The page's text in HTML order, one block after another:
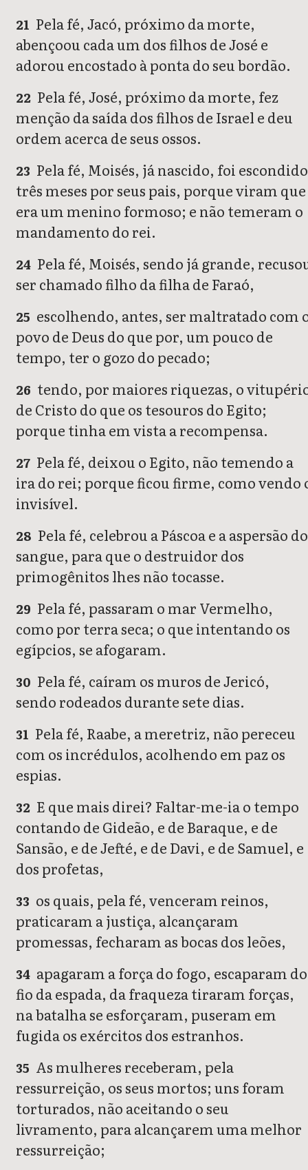
21 Pela fé, Jacó, próximo da morte,
abençoou cada um dos filhos de José e
adorou encostado à ponta do seu bordão.
22 Pela fé, José, próximo da morte, fez
menção da saída dos filhos de Israel e deu
ordem acerca de seus ossos.
23 Pela fé, Moisés, já nascido, foi escondido
três meses por seus pais, porque viram que
era um menino formoso; e não temeram o
mandamento do rei.
24 Pela fé, Moisés, sendo já grande,
ser chamado filho da filha de Faraó,
25 escolhendo, antes, ser maltratado com
povo de Deus do que por, um pouco de
tempo, ter o gozo do pecado;
26 tendo, por maiores riquezas, o
de Cristo do que os tesouros do Egito;
porque tinha em vista a recompensa.
27 Pela fé, deixou o Egito, não temendo a
ira do rei; porque ficou firme, como vendo
invisível.
28 Pela fé, celebrou a Páscoa e a aspersão do
sangue, para que o destruidor dos
primogênitos lhes não tocasse.
29 Pela fé, passaram o mar Vermelho,
como por terra seca; o que intentando os
egípcios, se afogaram.
30 Pela fé, caíram os muros de Jericó,
sendo rodeados durante sete dias.
31 Pela fé, Raabe, a meretriz, não pereceu
com os incrédulos, acolhendo em paz os
espias.
32 E que mais direi? Faltar-me-ia o tempo
contando de Gideão, e de Baraque, e de
Sansão, e de Jefté, e de Davi, e de Samuel, e
dos profetas,
33 os quais, pela fé, venceram reinos,
praticaram a justiça, alcançaram
promessas, fecharam as bocas dos leões,
34 apagaram a força do fogo, escaparam do
fio da espada, da fraqueza tiraram forças,
na batalha se esforçaram, puseram em
fugida os exércitos dos estranhos.
35 As mulheres receberam, pela
ressurreição, os seus mortos; uns foram
torturados, não aceitando o seu
livramento, para alcançarem uma melhor
ressurreição;